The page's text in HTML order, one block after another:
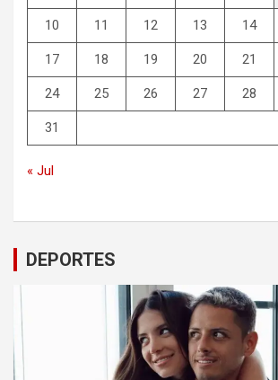
10 11 12 13 14
17 18 19 20 21
24 25 26 27 28
31
« Jul
DEPORTES